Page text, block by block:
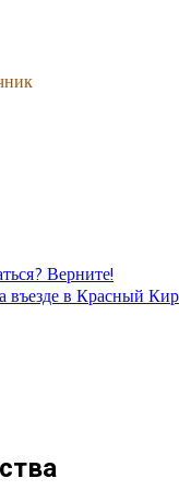
Верните!
в Красный